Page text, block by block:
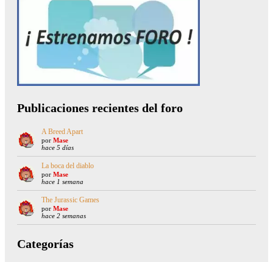
Publicaciones recientes del foro
A Breed Apart
por Mase
hace 5 días
La boca del diablo
por Mase
hace 1 semana
The Jurassic Games
por Mase
hace 2 semanas
Categorías